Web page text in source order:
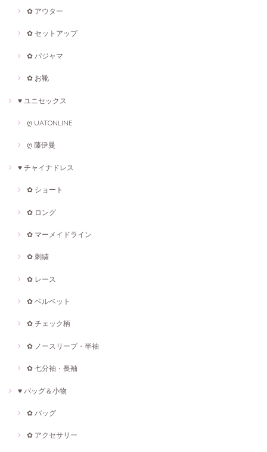
✿ アウター
✿ セットアップ
✿ パジャマ
✿ お靴
♥ ユニセックス
ღ UATONLINE
ღ 藤伊曼
♥ チャイナドレス
✿ ショート
✿ ロング
✿ マーメイドライン
✿ 刺繍
✿ レース
✿ ベルベット
✿ チェック柄
✿ ノースリープ・半袖
✿ 七分袖・長袖
♥ バッグ＆小物
✿ バッグ
✿ アクセサリー